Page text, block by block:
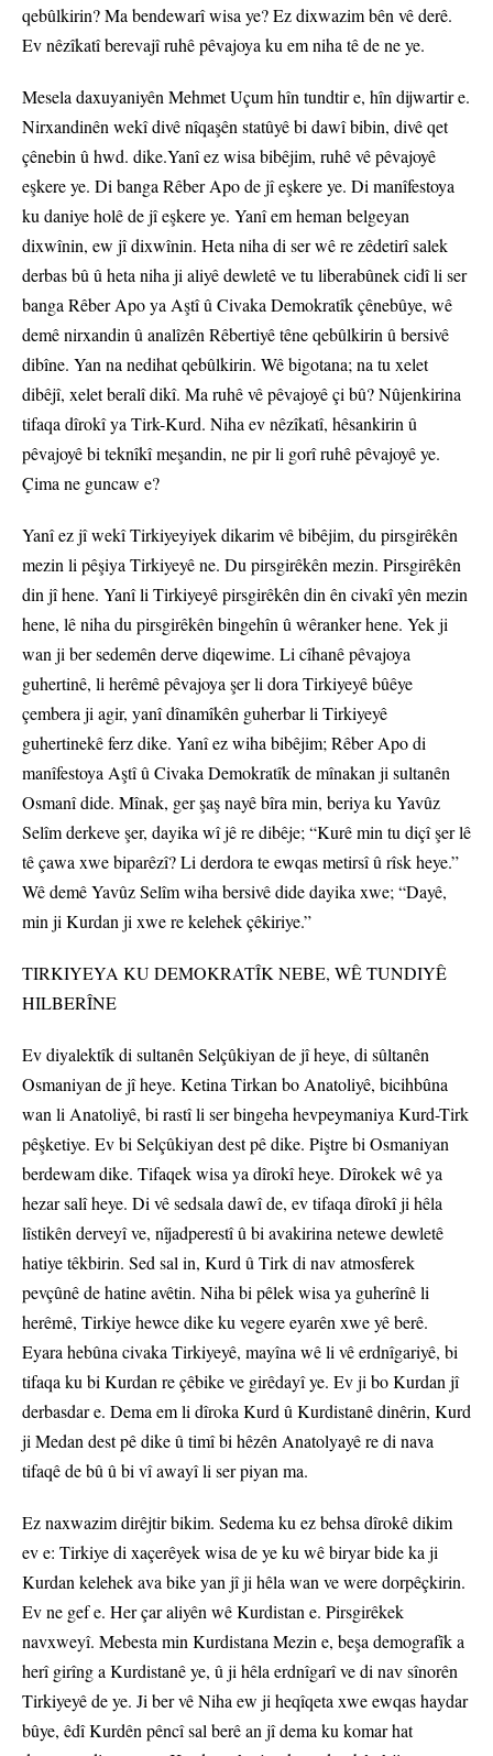
qebûlkirin? Ma bendewarî wisa ye? Ez dixwazim bên vê derê.
Ev nêzîkatî berevajî ruhê pêvajoya ku em niha tê de ne ye.
Mesela daxuyaniyên Mehmet Uçum hîn tundtir e, hîn dijwartir e.
Nirxandinên wekî divê nîqaşên statûyê bi dawî bibin, divê qet
çênebin û hwd. dike.Yanî ez wisa bibêjim, ruhê vê pêvajoyê
eşkere ye. Di banga Rêber Apo de jî eşkere ye. Di manîfestoya
ku daniye holê de jî eşkere ye. Yanî em heman belgeyan
dixwînin, ew jî dixwînin. Heta niha di ser wê re zêdetirî salek
derbas bû û heta niha ji aliyê dewletê ve tu liberabûnek cidî li ser
banga Rêber Apo ya Aştî û Civaka Demokratîk çênebûye, wê
demê nirxandin û analîzên Rêbertiyê têne qebûlkirin û bersivê
dibîne. Yan na nedihat qebûlkirin. Wê bigotana; na tu xelet
dibêjî, xelet beralî dikî. Ma ruhê vê pêvajoyê çi bû? Nûjenkirina
tifaqa dîrokî ya Tirk-Kurd. Niha ev nêzîkatî, hêsankirin û
pêvajoyê bi teknîkî meşandin, ne pir li gorî ruhê pêvajoyê ye.
Çima ne guncaw e?
Yanî ez jî wekî Tirkiyeyiyek dikarim vê bibêjim, du pirsgirêkên
mezin li pêşiya Tirkiyeyê ne. Du pirsgirêkên mezin. Pirsgirêkên
din jî hene. Yanî li Tirkiyeyê pirsgirêkên din ên civakî yên mezin
hene, lê niha du pirsgirêkên bingehîn û wêranker hene. Yek ji
wan ji ber sedemên derve diqewime. Li cîhanê pêvajoya
guhertinê, li herêmê pêvajoya şer li dora Tirkiyeyê bûêye
çembera ji agir, yanî dînamîkên guherbar li Tirkiyeyê
guhertinekê ferz dike. Yanî ez wiha bibêjim; Rêber Apo di
manîfestoya Aştî û Civaka Demokratîk de mînakan ji sultanên
Osmanî dide. Mînak, ger şaş nayê bîra min, beriya ku Yavûz
Selîm derkeve şer, dayika wî jê re dibêje; “Kurê min tu diçî şer lê
tê çawa xwe biparêzî? Li derdora te ewqas metirsî û rîsk heye.”
Wê demê Yavûz Selîm wiha bersivê dide dayika xwe; “Dayê,
min ji Kurdan ji xwe re kelehek çêkiriye.”
TIRKIYEYA KU DEMOKRATÎK NEBE, WÊ TUNDIYÊ
HILBERÎNE
Ev diyalektîk di sultanên Selçûkiyan de jî heye, di sûltanên
Osmaniyan de jî heye. Ketina Tirkan bo Anatoliyê, bicihbûna
wan li Anatoliyê, bi rastî li ser bingeha hevpeymaniya Kurd-Tirk
pêşketiye. Ev bi Selçûkiyan dest pê dike. Piştre bi Osmaniyan
berdewam dike. Tifaqek wisa ya dîrokî heye. Dîrokek wê ya
hezar salî heye. Di vê sedsala dawî de, ev tifaqa dîrokî ji hêla
lîstikên derveyî ve, nîjadperestî û bi avakirina netewe dewletê
hatiye têkbirin. Sed sal in, Kurd û Tirk di nav atmosferek
pevçûnê de hatine avêtin. Niha bi pêlek wisa ya guherînê li
herêmê, Tirkiye hewce dike ku vegere eyarên xwe yê berê.
Eyara hebûna civaka Tirkiyeyê, mayîna wê li vê erdnîgariyê, bi
tifaqa ku bi Kurdan re çêbike ve girêdayî ye. Ev ji bo Kurdan jî
derbasdar e. Dema em li dîroka Kurd û Kurdistanê dinêrin, Kurd
ji Medan dest pê dike û timî bi hêzên Anatolyayê re di nava
tifaqê de bû û bi vî awayî li ser piyan ma.
Ez naxwazim dirêjtir bikim. Sedema ku ez behsa dîrokê dikim
ev e: Tirkiye di xaçerêyek wisa de ye ku wê biryar bide ka ji
Kurdan kelehek ava bike yan jî ji hêla wan ve were dorpêçkirin.
Ev ne gef e. Her çar aliyên wê Kurdistan e. Pirsgirêkek
navxweyî. Mebesta min Kurdistana Mezin e, beşa demografîk a
herî girîng a Kurdistanê ye, û ji hêla erdnîgarî ve di nav sînorên
Tirkiyeyê de ye. Ji ber vê Niha ew ji heqîqeta xwe ewqas haydar
bûye, êdî Kurdên pêncî sal berê an jî dema ku komar hat